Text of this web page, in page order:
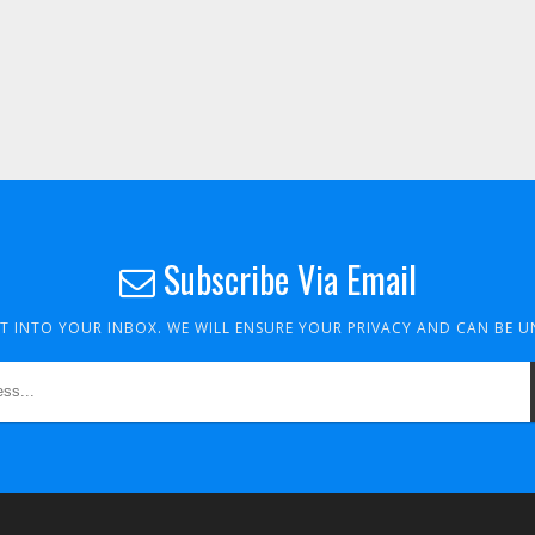
Subscribe Via Email
INTO YOUR INBOX. WE WILL ENSURE YOUR PRIVACY AND CAN BE